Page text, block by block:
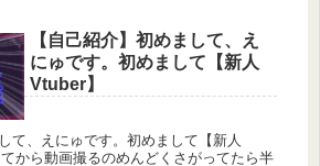
community/co5475709
【自己紹介】初めまして、え
にゅです。初めまして【新人
Vtuber】
て、えにゅです。初めまして【新人